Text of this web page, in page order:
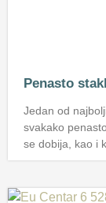
Penasto
Jedan od
svakako
se dobija, kao i